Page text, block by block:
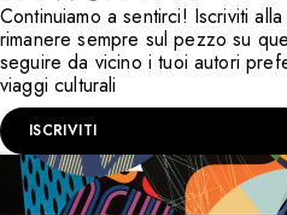
Continuiamo a sentirci! Iscriviti
rimanere sempre sul pezzo su
seguire da vicino i tuoi autori
viaggi culturali
ISCRIVITI